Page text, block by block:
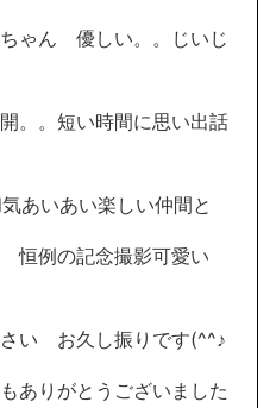
ゃん 優しい。。じいじ
。。短い時間に思い出話
あいあい楽しい仲間と
恒例の記念撮影可愛い
い お久し振りです(^^♪
ありがとうございました